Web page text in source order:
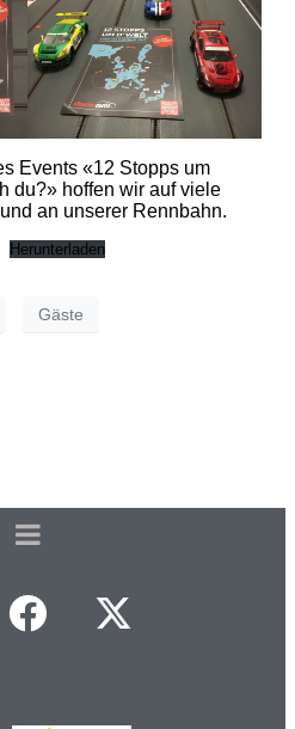
Events «12 Stopps um
du?» hoffen wir auf viele
an unserer Rennbahn.
Herunterladen
Gäste